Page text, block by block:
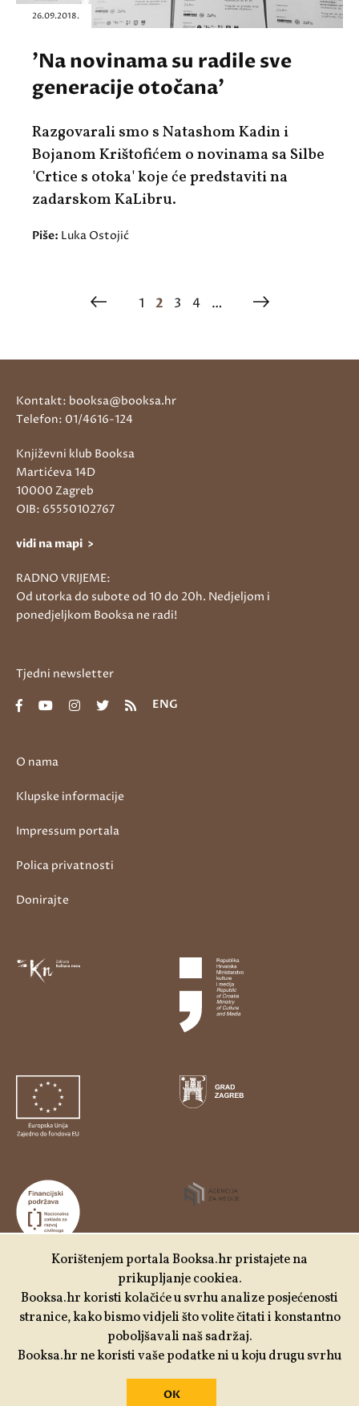
26.09.2018.
'Na novinama su radile sve
generacije otočana'
Razgovarali smo s Natashom Kadin i
Bojanom Krištofićem o novinama sa Silbe
'Crtice s otoka' koje će predstaviti na
zadarskom KaLibru.
Piše: Luka Ostojić
1 2 3 4 …
Udruga Kulturtreger je korisnik institucionalne podrške
Nacionalne zaklade za razvoj civilnoga društva za
stabilizaciju i/ili razvoj udruge u području demokratizacije i
društvenog razvoja.
O nama
Klupske informacije
Impressum portala
Polica privatnosti
Donirajte
Kontakt: booksa@booksa.hr
Telefon: 01/4616-124
Književni klub Booksa
Martićeva 14D
10000 Zagreb
OIB: 65550102767
vidi na mapi >
RADNO VRIJEME:
Od utorka do subote od 10 do 20h. Nedjeljom i
ponedjeljkom Booksa ne radi!
Tjedni newsletter
ENG
Korištenjem portala Booksa.hr pristajete na
prikupljanje cookiea.
Booksa.hr koristi kolačiće u svrhu analize posjećenosti
stranice, kako bismo vidjeli što volite čitati i konstantno
poboljšavali naš sadržaj.
Booksa.hr ne koristi vaše podatke ni u koju drugu svrhu
OK